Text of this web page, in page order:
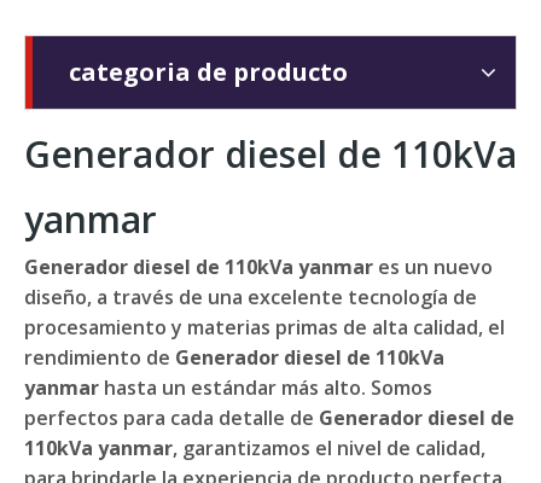
categoria de producto
Generador diesel de 110kVa
yanmar
Generador diesel de 110kVa yanmar es un nuevo
diseño, a través de una excelente tecnología de
procesamiento y materias primas de alta calidad, el
rendimiento de Generador diesel de 110kVa
yanmar hasta un estándar más alto. Somos
perfectos para cada detalle de Generador diesel de
110kVa yanmar, garantizamos el nivel de calidad,